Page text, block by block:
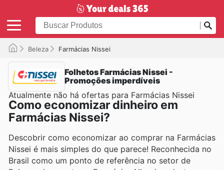
Beleza Farmácias Nissei
Folhetos Farmácias Nissei -
Promoções imperdíveis
Atualmente não há ofertas para Farmácias Nissei
Como economizar dinheiro em
Farmácias Nissei?
Descobrir como economizar ao comprar na Farmácias
Nissei é mais simples do que parece! Reconhecida no
Brasil como um ponto de referência no setor de